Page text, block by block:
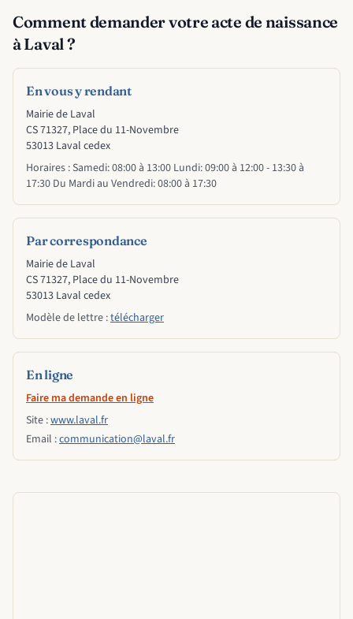
Comment demander votre acte de naissance
à Laval ?
En vous y rendant
Mairie de Laval
CS 71327, Place du 11-Novembre
53013 Laval cedex
Horaires : Samedi: 08:00 à 13:00 Lundi: 09:00 à 12:00 - 13:30 à
17:30 Du Mardi au Vendredi: 08:00 à 17:30
Par correspondance
Mairie de Laval
CS 71327, Place du 11-Novembre
53013 Laval cedex
Modèle de lettre :télécharger
En ligne
Faire ma demande en ligne
Site :www.laval.fr
Email :communication@laval.fr